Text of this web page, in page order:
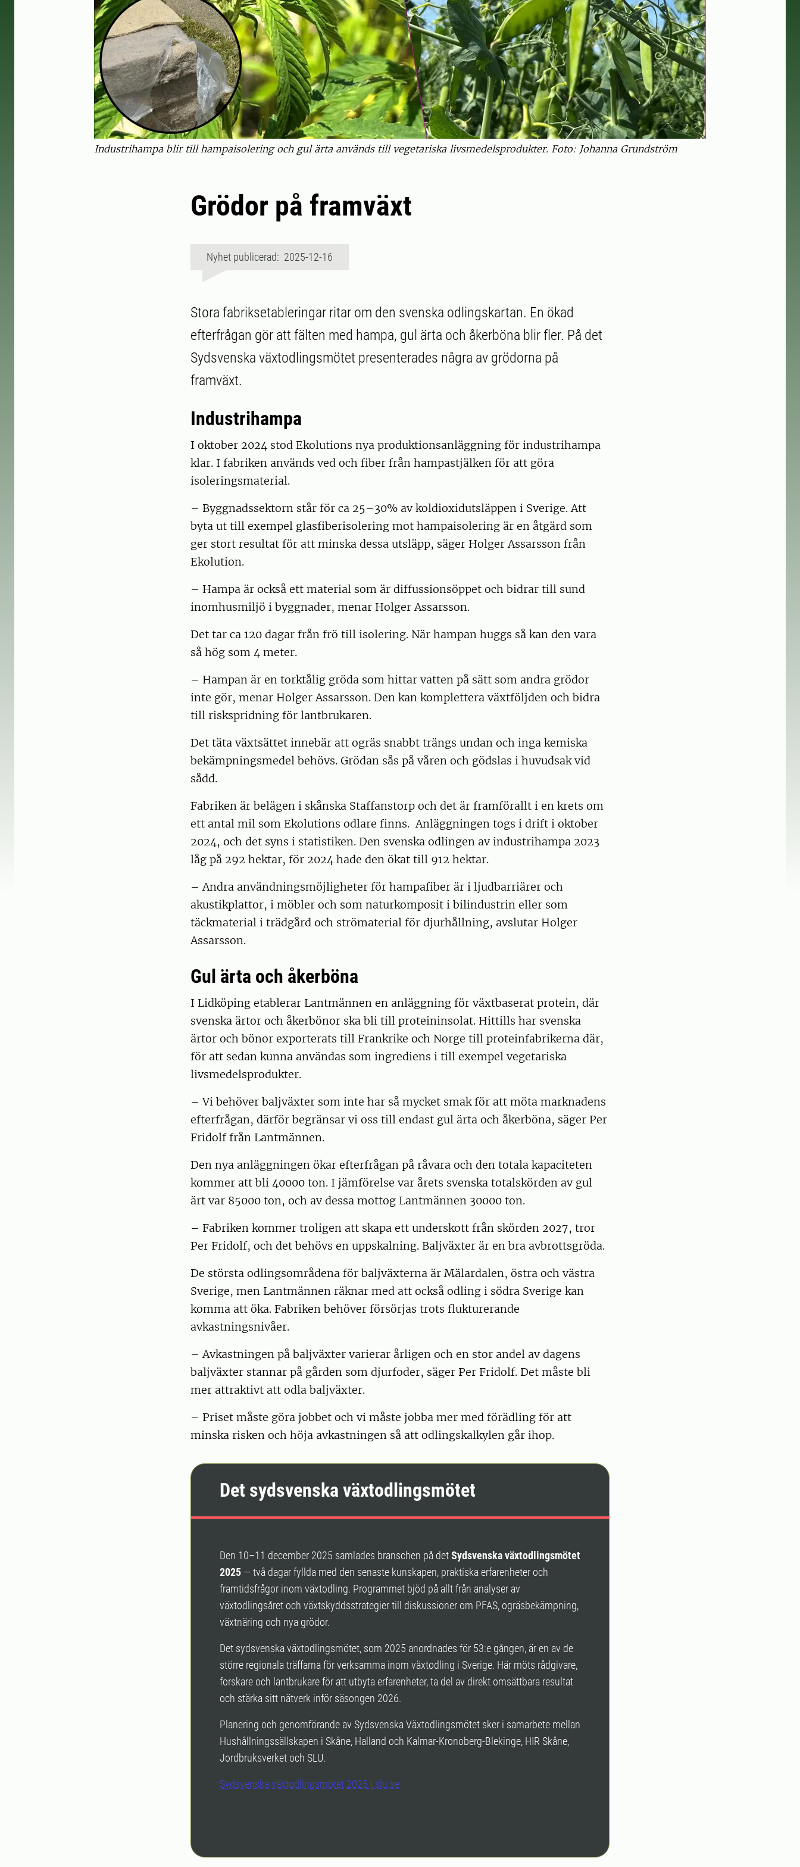
Industrihampa blir till hampaisolering och gul ärta används till vegetariska livsmedelsprodukter. Foto: Johanna Grundström
Grödor på framväxt
Nyhet publicerad: 2025-12-16
Stora fabriksetableringar ritar om den svenska odlingskartan. En ökad
efterfrågan gör att fälten med hampa, gul ärta och åkerböna blir fler. På det
Sydsvenska växtodlingsmötet presenterades några av grödorna på
framväxt.
Industrihampa
I oktober 2024 stod Ekolutions nya produktionsanläggning för industrihampa
klar. I fabriken används ved och fiber från hampastjälken för att göra
isoleringsmaterial.
– Byggnadssektorn står för ca 25–30% av koldioxidutsläppen i Sverige. Att
byta ut till exempel glasfiberisolering mot hampaisolering är en åtgärd som
ger stort resultat för att minska dessa utsläpp, säger Holger Assarsson från
Ekolution.
– Hampa är också ett material som är diffussionsöppet och bidrar till sund
inomhusmiljö i byggnader, menar Holger Assarsson.
Det tar ca 120 dagar från frö till isolering. När hampan huggs så kan den vara
så hög som 4 meter.
– Hampan är en torktålig gröda som hittar vatten på sätt som andra grödor
inte gör, menar Holger Assarsson. Den kan komplettera växtföljden och bidra
till riskspridning för lantbrukaren.
Det täta växtsättet innebär att ogräs snabbt trängs undan och inga kemiska
bekämpningsmedel behövs. Grödan sås på våren och gödslas i huvudsak vid
sådd.
Fabriken är belägen i skånska Staffanstorp och det är framförallt i en krets om
ett antal mil som Ekolutions odlare finns. Anläggningen togs i drift i oktober
2024, och det syns i statistiken. Den svenska odlingen av industrihampa 2023
låg på 292 hektar, för 2024 hade den ökat till 912 hektar.
– Andra användningsmöjligheter för hampafiber är i ljudbarriärer och
akustikplattor, i möbler och som naturkomposit i bilindustrin eller som
täckmaterial i trädgård och strömaterial för djurhållning, avslutar Holger
Assarsson.
Gul ärta och åkerböna
I Lidköping etablerar Lantmännen en anläggning för växtbaserat protein, där
svenska ärtor och åkerbönor ska bli till proteininsolat. Hittills har svenska
ärtor och bönor exporterats till Frankrike och Norge till proteinfabrikerna där,
för att sedan kunna användas som ingrediens i till exempel vegetariska
livsmedelsprodukter.
– Vi behöver baljväxter som inte har så mycket smak för att möta marknadens
efterfrågan, därför begränsar vi oss till endast gul ärta och åkerböna, säger Per
Fridolf från Lantmännen.
Den nya anläggningen ökar efterfrågan på råvara och den totala kapaciteten
kommer att bli 40000 ton. I jämförelse var årets svenska totalskörden av gul
ärt var 85000 ton, och av dessa mottog Lantmännen 30000 ton.
– Fabriken kommer troligen att skapa ett underskott från skörden 2027, tror
Per Fridolf, och det behövs en uppskalning. Baljväxter är en bra avbrottsgröda.
De största odlingsområdena för baljväxterna är Mälardalen, östra och västra
Sverige, men Lantmännen räknar med att också odling i södra Sverige kan
komma att öka. Fabriken behöver försörjas trots flukturerande
avkastningsnivåer.
– Avkastningen på baljväxter varierar årligen och en stor andel av dagens
baljväxter stannar på gården som djurfoder, säger Per Fridolf. Det måste bli
mer attraktivt att odla baljväxter.
– Priset måste göra jobbet och vi måste jobba mer med förädling för att
minska risken och höja avkastningen så att odlingskalkylen går ihop.
Det sydsvenska växtodlingsmötet
Den 10–11 december 2025 samlades branschen på detSydsvenska växtodlingsmötet
2025 — två dagar fyllda med den senaste kunskapen, praktiska erfarenheter och
framtidsfrågor inom växtodling. Programmet bjöd på allt från analyser av
växtodlingsåret och växtskyddsstrategier till diskussioner om PFAS, ogräsbekämpning,
växtnäring och nya grödor.
Det sydsvenska växtodlingsmötet, som 2025 anordnades för 53:e gången, är en av de
större regionala träffarna för verksamma inom växtodling i Sverige. Här möts rådgivare,
forskare och lantbrukare för att utbyta erfarenheter, ta del av direkt omsättbara resultat
och stärka sitt nätverk inför säsongen 2026.
Planering och genomförande av Sydsvenska Växtodlingsmötet sker i samarbete mellan
Hushållningssällskapen i Skåne, Halland och Kalmar-Kronoberg-Blekinge, HIR Skåne,
Jordbruksverket och SLU.
Sydsvenska växtodlingsmötet 2025 | slu.se